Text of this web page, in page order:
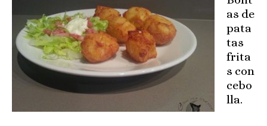
as de
pata
tas
frita
s con
cebo
lla.